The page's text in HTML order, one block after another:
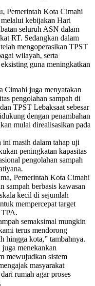
Pemerintah Kota Cimahi
kebijakan Hari
seluruh ASN dalam
RT. Sedangkan dalam
mengoperasikan TPST
wilayah, serta
guna meningkatkan
Cimahi juga menyatakan
pengolahan sampah di
TPST Lebaksaat sebesar
dengan penambahan
mulai direalisasikan pada
ini masih dalam tahap uji
peningkatan kapasitas
pengolahan sampah
Pemerintah Kota Cimahi
sampah berbasis kawasan
kecil di sejumlah
mempercepat target
TPA.
semaksimal mungkin
terus mendorong
hingga kota,” tambahnya.
menekankan
mewujudkan sistem
masyarakat
rumah agar proses